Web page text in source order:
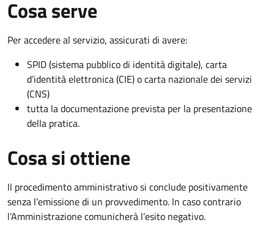
Cosa serve
Per accedere al servizio, assicurati di avere:
SPID (sistema pubblico di identità digitale), carta
d’identità elettronica (CIE) o carta nazionale dei servizi
(CNS)
tutta la documentazione prevista per la presentazione
della pratica.
Cosa si ottiene
Il procedimento amministrativo si conclude positivamente
senza l’emissione di un provvedimento. In caso contrario
l’Amministrazione comunicherà l’esito negativo.